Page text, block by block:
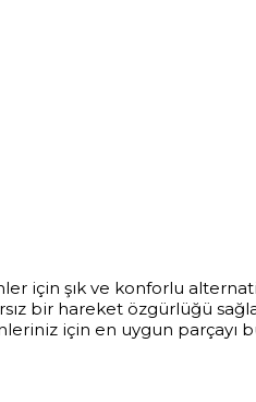
için şık ve konforlu
bir hareket özgürlüğü
için en uygun parçayı